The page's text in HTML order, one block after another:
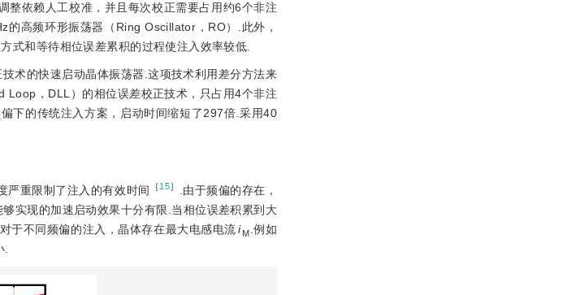
整依赖人工校准，并且每次校正需要占用约6个非注
的高频环形振荡器（Ring Oscillator，RO）.此外，
式和等待相位误差累积的过程使注入效率较低.
术的快速启动晶体振荡器.这项技术利用差分方法来
，DLL）的相位误差校正技术，只占用4个非注
下的传统注入方案，启动时间缩短了297倍.采用40
严重限制了注入的有效时间 ［15］
.由于频偏的存在，
实现的加速启动效果十分有限.当相位误差积累到大
于不同频偏的注入，晶体存在最大电感电流i M .例如